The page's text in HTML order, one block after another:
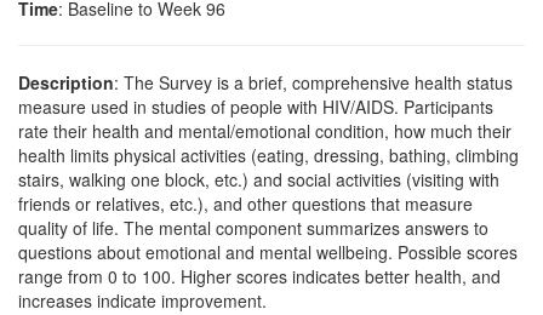
Time: Baseline to Week 96
Description: The Survey is a brief, comprehensive health status
measure used in studies of people with HIV/AIDS. Participants
rate their health and mental/emotional condition, how much their
health limits physical activities (eating, dressing, bathing, climbing
stairs, walking one block, etc.) and social activities (visiting with
friends or relatives, etc.), and other questions that measure
quality of life. The mental component summarizes answers to
questions about emotional and mental wellbeing. Possible scores
range from 0 to 100. Higher scores indicates better health, and
increases indicate improvement.